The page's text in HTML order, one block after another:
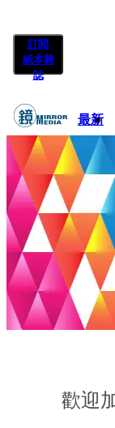
訂閱
紙本雜
誌
最新
歡迎